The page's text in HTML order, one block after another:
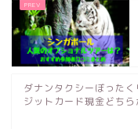
ダナンタクシーぼった
ジットカード現金どちら